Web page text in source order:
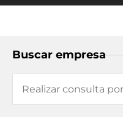
Buscar empresa